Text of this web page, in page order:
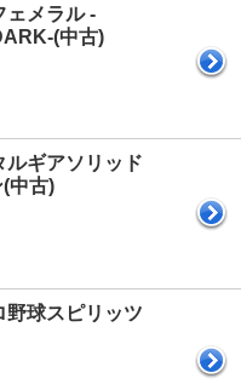
ェメラル -
(中古)
ルギアソリッド
中古)
野球スピリッツ